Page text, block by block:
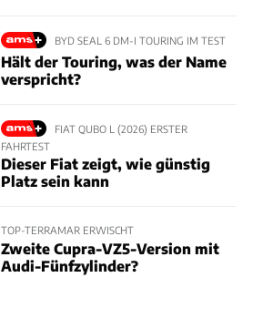
BYD SEAL 6 DM-I TOURING IM TEST
Hält der Touring, was der Name
verspricht?
FIAT QUBO L (2026) ERSTER
FAHRTEST
Dieser Fiat zeigt, wie günstig
Platz sein kann
TOP-TERRAMAR ERWISCHT
Zweite Cupra-VZ5-Version mit
Audi-Fünfzylinder?